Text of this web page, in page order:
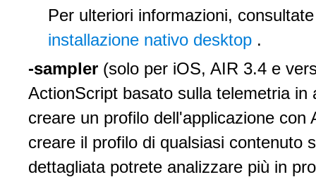
Per ulteriori informazioni,
installazione nativo desktop .
-sampler (solo per iOS, AIR 3.4 e
ActionScript basato sulla telemetria
creare un profilo dell'applicazione
creare il profilo di qualsiasi contenuto
dettagliata potrete analizzare più in